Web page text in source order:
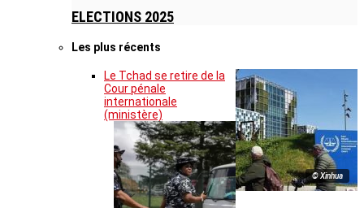
ELECTIONS 2025
Les plus récents
© Xinhua
Le Tchad se retire de la
Cour pénale
internationale
(ministère)